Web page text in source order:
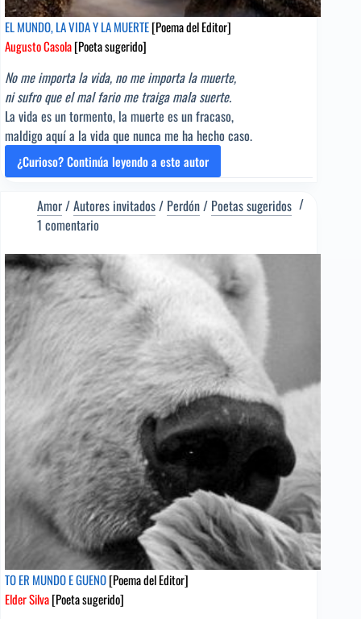
EL MUNDO, LA VIDA Y LA MUERTE[Poema del Editor]
Augusto Casola[Poeta sugerido]
No me importa la vida, no me importa la muerte,
ni sufro que el mal fario me traiga mala suerte.
La vida es un tormento, la muerte es un fracaso,
maldigo aquí a la vida que nunca me ha hecho caso.
¿Curioso? Continúa leyendo a este autor
EL
LA
VIDA
LA
MUERTE
[Poema
del
Editor]
Augusto
Casola
[Poeta
sugerido]
Amor/Autores invitados/ Perdón/ Poetas sugeridos
1 comentario
TO ER MUNDO E GUENO[Poema del Editor]
Elder Silva[Poeta sugerido]